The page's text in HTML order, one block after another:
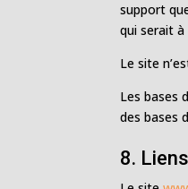
support
qui serait
Le site
Les bases
des bases
8.